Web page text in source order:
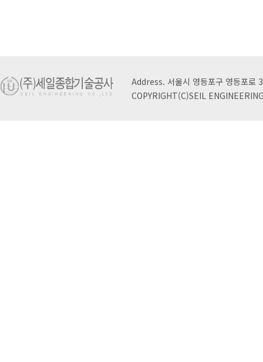
Address. 서울시 영등포구 영등포로
COPYRIGHT(C)SEIL